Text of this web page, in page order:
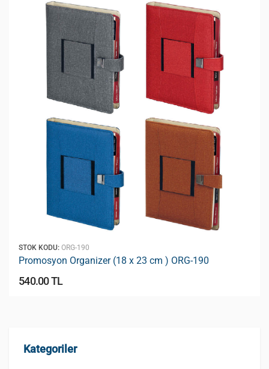
Kategoriler
STOK KODU: ORG-190
Promosyon Organizer (18 x 23 cm ) ORG-190
540.00 TL